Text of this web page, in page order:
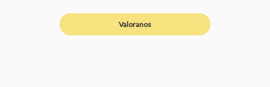
Valoranos